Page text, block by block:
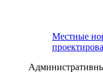
Местные